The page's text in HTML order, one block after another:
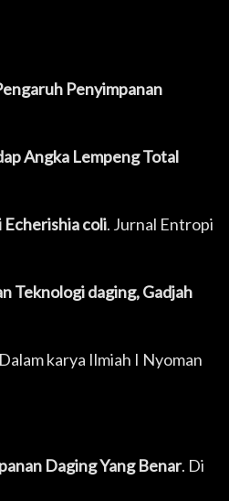
Penyimpanan
Angka Lempeng Total
coli. Jurnal Entropi
Teknologi daging, Gadjah
karya Ilmiah I Nyoman
Daging Yang Benar. Di